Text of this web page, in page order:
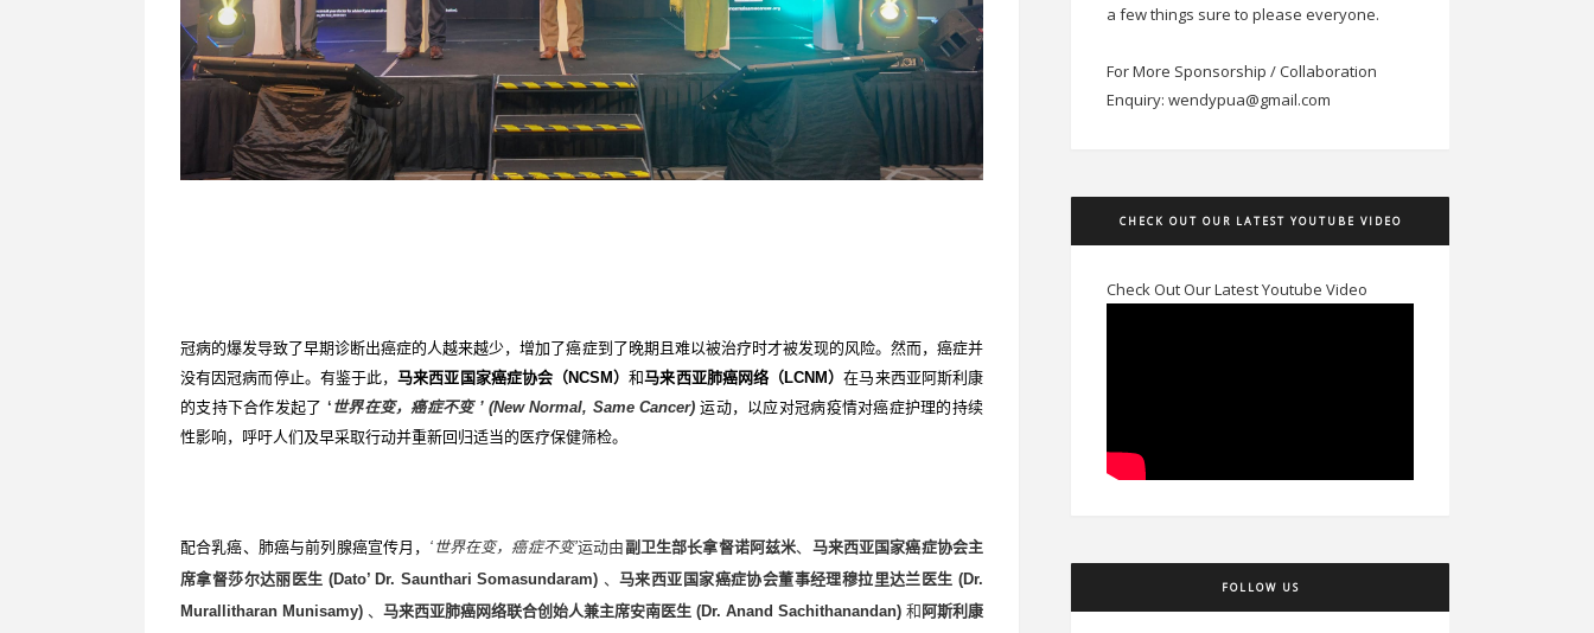
冠病的爆发导致了早期诊断出癌症的人越来越少，增加了癌症到了晚期且难以被治疗时才被发现的风险。然而，癌症并
没有因冠病而停止。有鉴于此，马来西亚国家癌症协会（NCSM ）和马来西亚肺癌网络（LCNM ）在马来西亚阿斯利康
的支持下合作发起了 ‘ 世界在变，癌症不变 ’(New Normal, Same Cancer)运动，以应对冠病疫情对癌症护理的持续
性影响，呼吁人们及早采取行动并重新回归适当的医疗保健筛检。
配合乳癌、肺癌与前列腺癌宣传月， ‘ 世界在变，癌症不变’运动由副卫生部长拿督诺阿兹米、 马来西亚国家癌症协会主
席拿督莎尔达丽医生 (Dato’ Dr. Saunthari Somasundaram) 、马来西亚国家癌症协会董事经理穆拉里达兰医生 (Dr.
Murallitharan Munisamy) 、 马来西亚肺癌网络联合创始人兼主席安南医生 (Dr. Anand Sachithanandan) 和 阿斯利康
a few things sure to please everyone.
For More Sponsorship / Collaboration
Enquiry: wendypua@gmail.com
CHECK OUT OUR LATEST YOUTUBE VIDEO
Check Out Our Latest Youtube Video
FOLLOW US